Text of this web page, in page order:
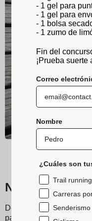
Nuestros
Descubre los
para proporcionar una
- 1 gel para
- 1 gel para
- 1 bolsa
- 1 zumo de
Fin del
¡Prueba suerte
Correo
Nombre
¿Cuáles son
Trail running
Carreras
Senderismo